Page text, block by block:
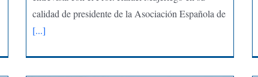
calidad de presidente de la Asociación Española de
[...]